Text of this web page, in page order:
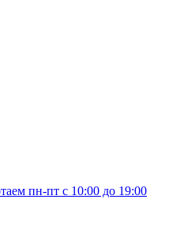
пн-пт с 10:00 до 19:00